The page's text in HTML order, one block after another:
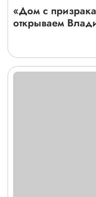
«Дом с
открываем